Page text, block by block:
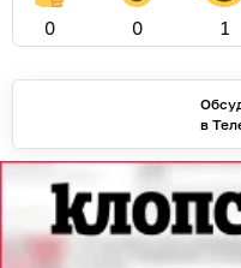
0 0 1
в